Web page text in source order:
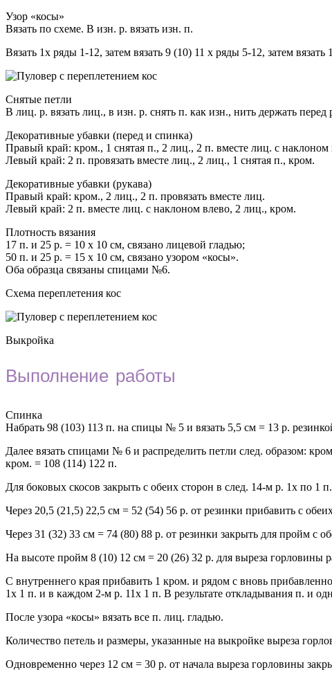
Узор «косы»
Вязать по схеме. В изн. р. вязать изн. п.
Вязать 1х ряды 1-12, затем вязать 9 (10) 11 x ряды 5-12, затем
Снятые петли
В лиц. р. вязать лиц., в изн. р. снять п. как изн., нить держать перед
Декоративные убавки (перед и спинка)
Правый край: кром., 1 снятая п., 2 лиц., 2 п. вместе лиц. с наклоном
Левый край: 2 п. провязать вместе лиц., 2 лиц., 1 снятая п., кром.
Декоративные убавки (рукава)
Правый край: кром., 2 лиц., 2 п. провязать вместе лиц.
Левый край: 2 п. вместе лиц. с наклоном влево, 2 лиц., кром.
Плотность вязания
17 п. и 25 р. = 10 x 10 см, связано лицевой гладью;
50 п. и 25 р. = 15 x 10 см, связано узором «косы».
Оба образца связаны спицами №6.
Схема переплетения кос
Выкройка
Выполнение работы
Спинка
Набрать 98 (103) 113 п. на спицы № 5 и вязать 5,5 см = 13 р.
Далее вязать спицами № 6 и распределить петли след. образом:
кром. = 108 (114) 122 п.
Для боковых скосов закрыть с обеих сторон в след. 14-м р. 1x по 1
Через 20,5 (21,5) 22,5 см = 52 (54) 56 р. от резинки прибавить с
Через 31 (32) 33 см = 74 (80) 88 р. от резинки закрыть для пройм с
На высоте пройм 8 (10) 12 см = 20 (26) 32 р. для выреза горловины
С внутреннего края прибавить 1 кром. и рядом с вновь
1x 1 п. и в каждом 2-м р. 11x 1 п. В результате откладывания п. и
После узора «косы» вязать все п. лиц. гладью.
Количество петель и размеры, указанные на выкройке выреза
Одновременно через 12 см = 30 р. от начала выреза горловины